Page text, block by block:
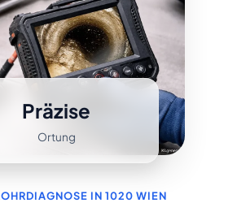
IN 1020 WIEN
Präzise
Ortung